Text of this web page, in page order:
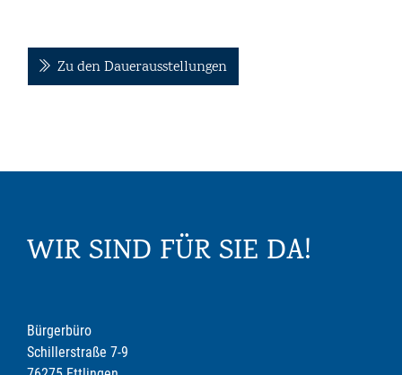
Zu den Dauerausstellungen
WIR SIND FÜR SIE DA!
Bürgerbüro
Schillerstraße 7-9